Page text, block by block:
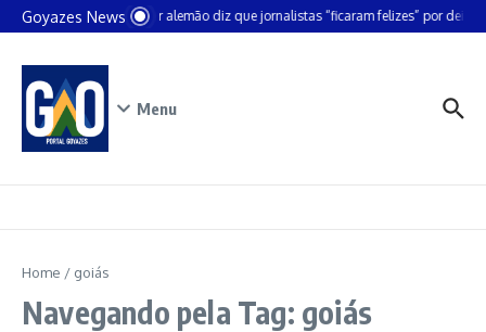
Ir para o conteúdo
Goyazes NewsChanceler alemão diz que jornalistas “ficaram felizes” por deixar
Menu
Home / goiás
Navegando pela Tag: goiás